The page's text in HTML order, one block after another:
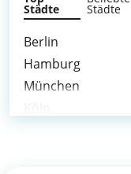
Städte Städte
Berlin
Hamburg
München